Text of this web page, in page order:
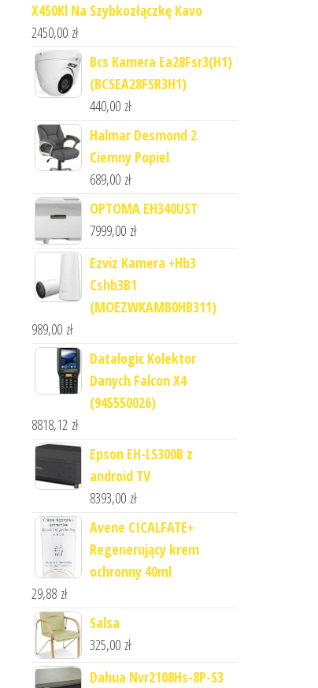
X450Kl Na Szybkozłączkę Kavo
2450,00 zł
Bcs Kamera Ea28Fsr3(H1)
(BCSEA28FSR3H1)
440,00 zł
Halmar Desmond 2
Ciemny Popiel
689,00 zł
OPTOMA EH340UST
7999,00 zł
Ezviz Kamera +Hb3
Cshb3B1
(MOEZWKAMB0HB311)
989,00 zł
Datalogic Kolektor
Danych Falcon X4
(945550026)
8818,12 zł
Epson EH-LS300B z
android TV
8393,00 zł
Avene CICALFATE+
Regenerujący krem
ochronny 40ml
29,88 zł
Salsa
325,00 zł
Dahua Nvr2108Hs-8P-S3